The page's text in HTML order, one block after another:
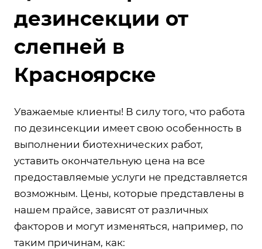
дезинсекции от
слепней в
Красноярске
Уважаемые клиенты! В силу того, что работа
по дезинсекции имеет свою особенность в
выполнении биотехнических работ,
уставить окончательную цена на все
предоставляемые услуги не представляется
возможным. Цены, которые представлены в
нашем прайсе, зависят от различных
факторов и могут изменяться, например, по
таким причинам, как: